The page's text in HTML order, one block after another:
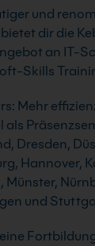
und
dir die
an IT-
Skills
Mehr
als
Dresden,
Hannover,
Münster,
und